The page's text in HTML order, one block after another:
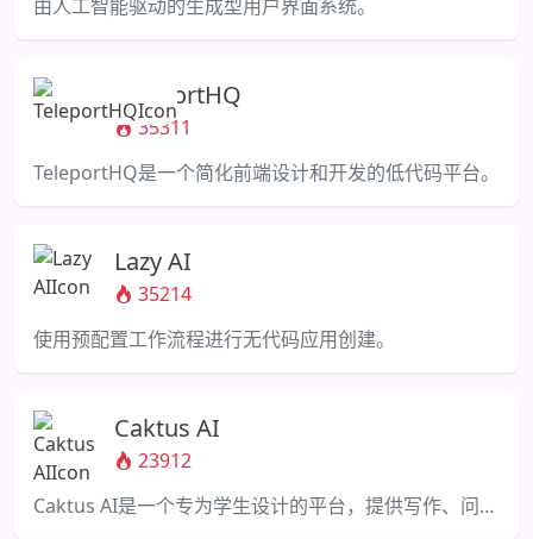
由人工智能驱动的生成型用户界面系统。
TeleportHQ
35311
TeleportHQ是一个简化前端设计和开发的低代码平台。
Lazy AI
35214
使用预配置工作流程进行无代码应用创建。
Caktus AI
23912
Caktus AI是一个专为学生设计的平台，提供写作、问题解决、编程等强大的人工智能功能。